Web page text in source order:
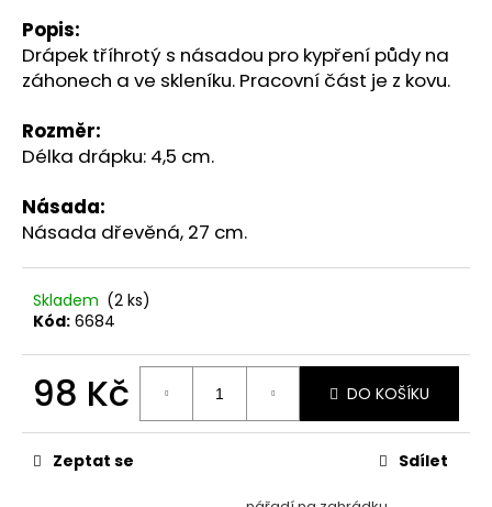
Popis:
Drápek tříhrotý s násadou pro kypření půdy na
záhonech a ve skleníku. Pracovní část je z kovu.
Rozměr:
Délka drápku: 4,5 cm.
Násada:
Násada dřevěná, 27 cm.
Skladem (2 ks)
Kód: 6684
98 Kč DO KOŠÍKU
Zeptat se Sdílet
u
č
u
j
e
m
e
PŠENICE
22